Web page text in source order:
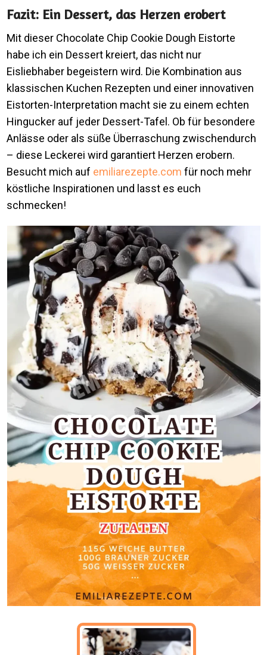
Fazit: Ein Dessert, das Herzen erobert
Mit dieser Chocolate Chip Cookie Dough Eistorte
habe ich ein Dessert kreiert, das nicht nur
Eisliebhaber begeistern wird. Die Kombination aus
klassischen Kuchen Rezepten und einer innovativen
Eistorten-Interpretation macht sie zu einem echten
Hingucker auf jeder Dessert-Tafel. Ob für besondere
Anlässe oder als süße Überraschung zwischendurch
– diese Leckerei wird garantiert Herzen erobern.
Besucht mich auf emiliarezepte.com für noch mehr
köstliche Inspirationen und lasst es euch
schmecken!